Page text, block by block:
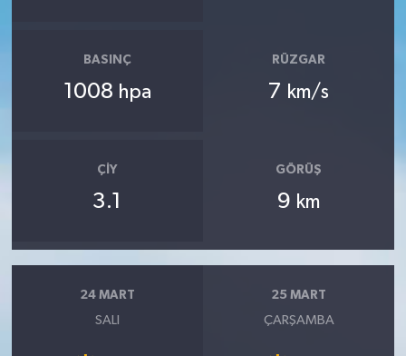
BASINÇ
1008 hpa
RÜZGAR
7 km/s
ÇIY
3.1
GÖRÜŞ
9 km
24 MART
SALI
25 MART
ÇARŞAMBA